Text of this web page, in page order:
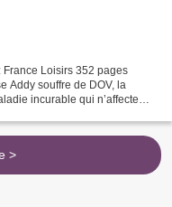
Loisirs 352 pages
Addy souffre de DOV, la
incurable qui n’affecte
>